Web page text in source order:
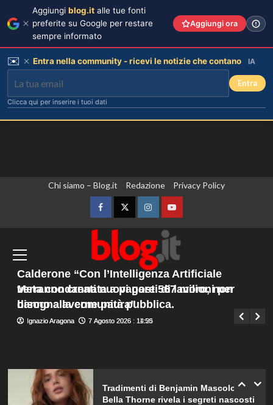
Chi siamo – Blog.it Redazione Privacy Policy
FacebookTwitterInstagramYouTube
Menu
principale
Kallas “Dall’Ue nuove sanzioni contro
persone legate a un apparato militare
russo”
Giuseppe Recca 7 Agosto 2026 : 14:00
Calderone “Con l’Intelligenza Artificiale
verranno creati nuovi posti di lavoro, non
bisogna averne paura”
Ignazio Aragona 7 Agosto 2026 : 14:25
Meta condannata a pagare 567 milioni per
danno alla comunità pubblica.
Ignazio Aragona 7 Agosto 2026 : 11:50
Lorella Cuccarini compie 61 anni:
“Ho l’energia di una ventenne!”
4
Federica Pellegrini compie 38 anni:
celebrazione in famiglia da mamma
bis emozionante e gioiosa.
Lorenzo Riccardi nel cast del
Tradimenti di Benjamin Mascolo:
Bella Thorne rivela i segreti nascosti
Aggiungi blog.it alle tue fonti
preferite su Google per restare
sempre informato
Aggiungi ora
✉️ Entra nella community - ricevi le notizie che contano IA
Entra
Clicca qui per inserire i tuoi dati